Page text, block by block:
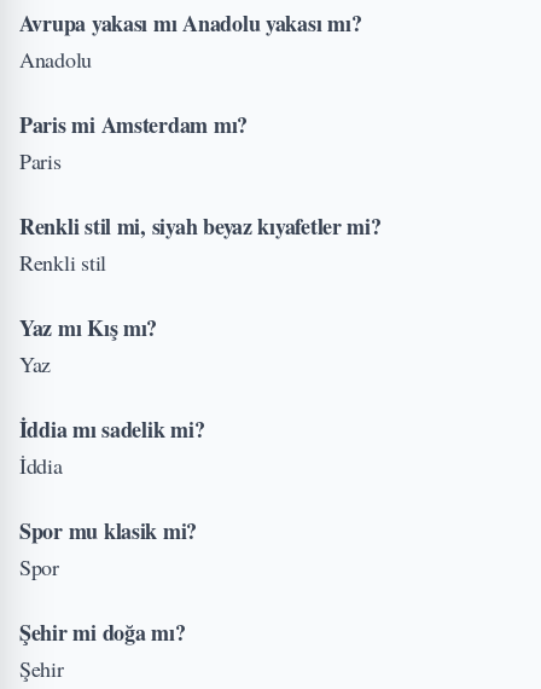
⁠Avrupa yakası mı Anadolu yakası mı?
Anadolu
Paris mi Amsterdam mı?
Paris
Renkli stil mi, siyah beyaz kıyafetler mi?
Renkli stil
Yaz mı Kış mı?
Yaz
⁠İddia mı sadelik mi?
İddia
Spor mu klasik mi?
Spor
Şehir mi doğa mı?
Şehir